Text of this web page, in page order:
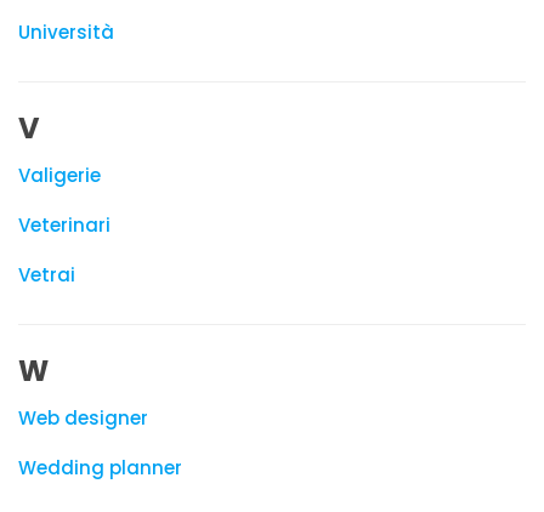
Università
V
Valigerie
Veterinari
Vetrai
W
Web designer
Wedding planner